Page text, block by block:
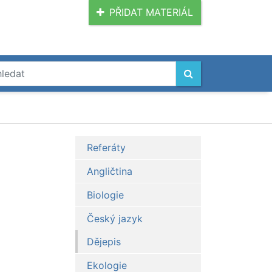
PŘIDAT MATERIÁL
Referáty
Angličtina
Biologie
Český jazyk
Dějepis
Ekologie